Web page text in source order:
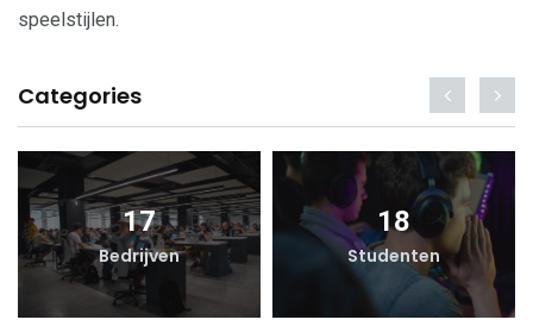
speelstijlen.
Categories
17
Bedrijven
18
Studenten